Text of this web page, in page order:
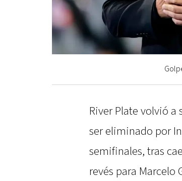
River Plate volvió
ser eliminado por
semifinales, tras
revés para Marcelo